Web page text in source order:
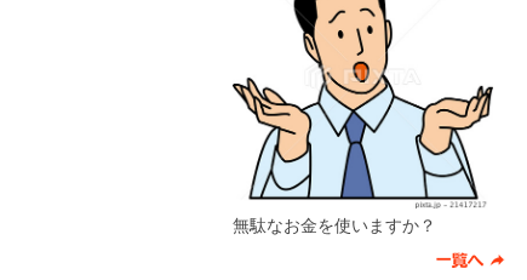
無駄なお金を使いますか？